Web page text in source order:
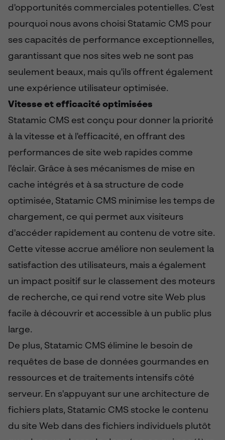
d'opportunités commerciales potentielles. C'est
pourquoi nous avons choisi Statamic CMS pour
ses capacités de performance exceptionnelles,
garantissant que nos sites web ne sont pas
seulement beaux, mais qu'ils offrent également
une expérience utilisateur optimisée.
Vitesse et efficacité optimisées
Statamic CMS est conçu pour donner la priorité
à la vitesse et à l'efficacité, en offrant des
performances de site web rapides comme
l'éclair. Grâce à ses mécanismes de mise en
cache intégrés et à sa structure de code
optimisée, Statamic CMS minimise les temps de
chargement, ce qui permet aux visiteurs
d'accéder rapidement au contenu de votre site.
Cette vitesse accrue améliore non seulement la
satisfaction des utilisateurs, mais a également
un impact positif sur le classement des moteurs
de recherche, ce qui rend votre site Web plus
facile à découvrir et accessible à un public plus
large.
De plus, Statamic CMS élimine le besoin de
requêtes de base de données gourmandes en
ressources et de traitements intensifs côté
serveur. En s'appuyant sur une architecture de
fichiers plats, Statamic CMS stocke le contenu
du site Web dans des fichiers individuels plutôt